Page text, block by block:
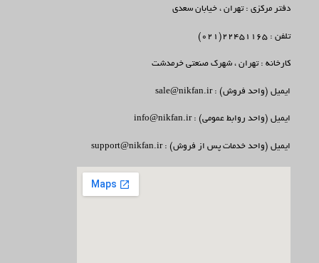
دفتر مرکزی : تهران ، خیابان سعدی
تلفن : 22451165(021)
کارخانه : تهران ، شهرک صنعتی خرمدشت
ایمیل (واحد فروش) : sale@nikfan.ir
ایمیل (واحد روابط عمومی) : info@nikfan.ir
ایمیل (واحد خدمات پس از فروش) : support@nikfan.ir